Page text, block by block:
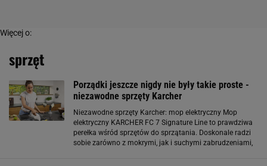
Więcej o:
sprzęt
Porządki jeszcze nigdy nie były takie proste -
niezawodne sprzęty Karcher
Niezawodne sprzęty Karcher: mop elektryczny Mop
elektryczny KARCHER FC 7 Signature Line to prawdziwa
perełka wśród sprzętów do sprzątania. Doskonale radzi
sobie zarówno z mokrymi, jak i suchymi zabrudzeniami,